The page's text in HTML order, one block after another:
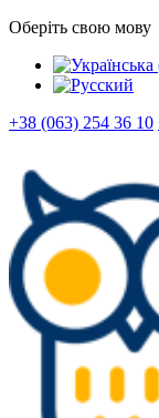
Оберіть свою мову
+38 (063) 254 36 10